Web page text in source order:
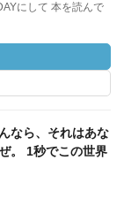
にして 本を読んで
なら、それはあな
。 1秒でこの世界